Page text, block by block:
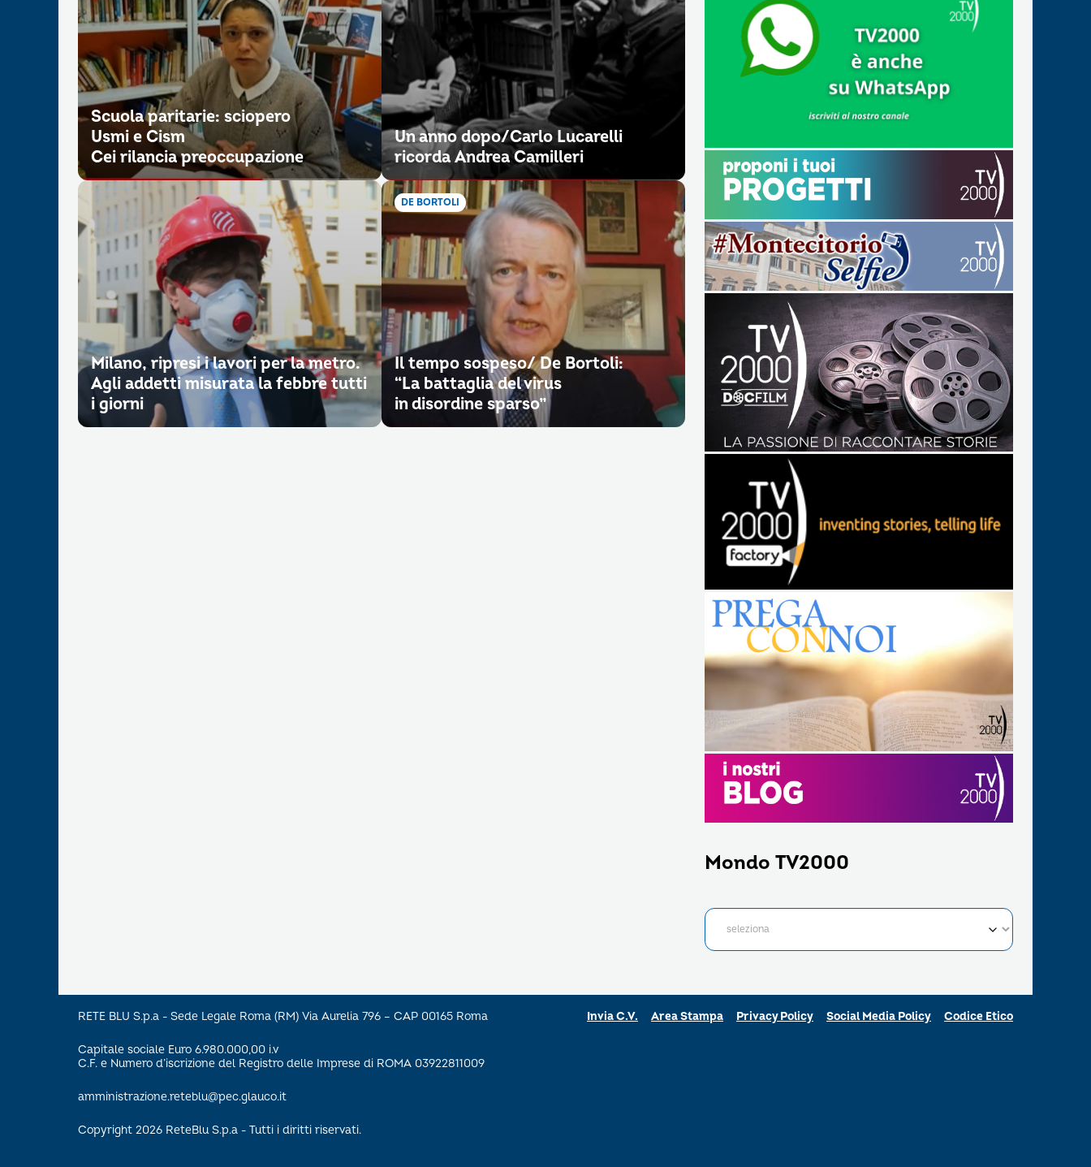
Scuola paritarie: sciopero
Usmi e Cism
Cei rilancia preoccupazione
Un anno dopo/Carlo Lucarelli
ricorda Andrea Camilleri
Milano, ripresi i lavori per la metro.
Agli addetti misurata la febbre tutti
i giorni
DE BORTOLI
Il tempo sospeso/ De Bortoli:
“La battaglia del virus
in disordine sparso”
Mondo TV2000
RETE BLU S.p.a - Sede Legale Roma (RM) Via Aurelia 796 – CAP 00165 Roma
Capitale sociale Euro 6.980.000,00 i.v
C.F. e Numero d’iscrizione del Registro delle Imprese di ROMA 03922811009
amministrazione.reteblu@pec.glauco.it
Copyright 2026 ReteBlu S.p.a - Tutti i diritti riservati.
Invia C.V. Area Stampa Privacy Policy Social Media Policy Codice Etico